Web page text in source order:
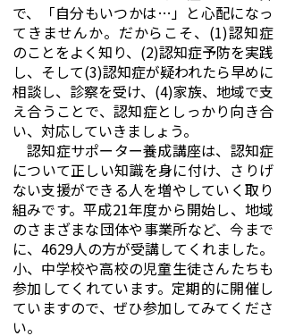
で、「自分もいつかは…」と心配になっ
てきませんか。だからこそ、(1)認知症
のことをよく知り、(2)認知症予防を実践
し、そして(3)認知症が疑われたら早めに
相談し、診察を受け、(4)家族、地域で支
え合うことで、認知症としっかり向き合
い、対応していきましょう。
認知症サポーター養成講座は、認知症
について正しい知識を身に付け、さりげ
ない支援ができる人を増やしていく取り
組みです。平成21年度から開始し、地域
のさまざまな団体や事業所など、今まで
に、4629人の方が受講してくれました。
小、中学校や高校の児童生徒さんたちも
参加してくれています。定期的に開催し
ていますので、ぜひ参加してみてくださ
い。